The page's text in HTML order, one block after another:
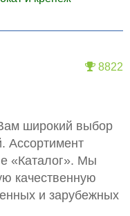
8822
широкий выбор
Ассортимент
«Каталог». Мы
качественную
и зарубежных